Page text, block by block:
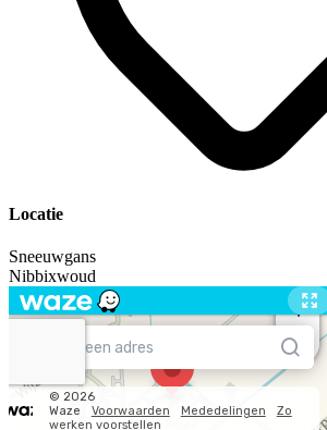
Locatie
Sneeuwgans
Nibbixwoud